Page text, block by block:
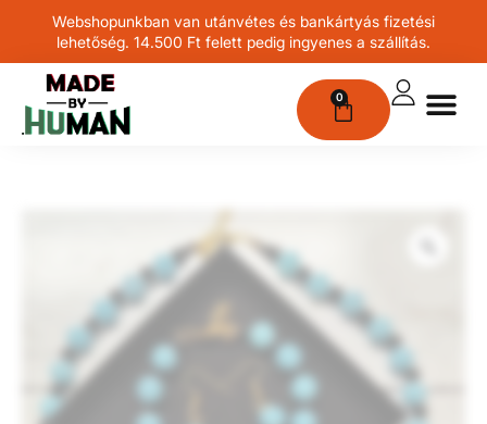
Webshopunkban van utánvétes és bankártyás fizetési
lehetőség. 14.500 Ft felett pedig ingyenes a szállítás.
0